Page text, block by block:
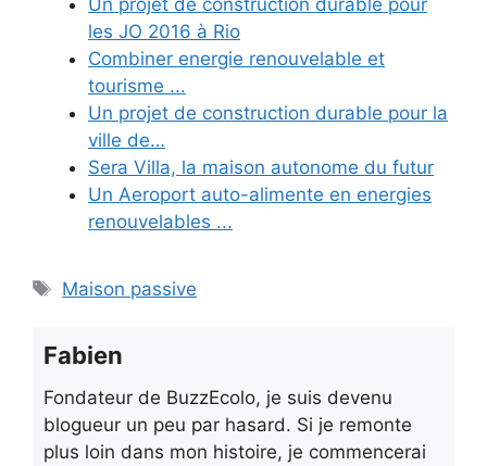
les JO 2016 à Rio
Combiner energie renouvelable et
tourisme ...
Un projet de construction durable pour la
ville de…
Sera Villa, la maison autonome du futur
Un Aeroport auto-alimente en energies
renouvelables ...
Étiquettes
Maison passive
Fabien
Fondateur de BuzzEcolo, je suis devenu
blogueur un peu par hasard. Si je remonte
plus loin dans mon histoire, je commencerai